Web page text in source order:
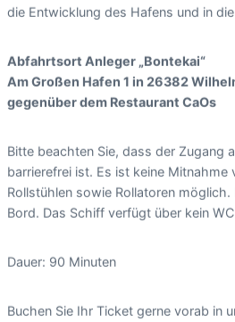
die Entwicklung des Hafens und in
Abfahrtsort Anleger „Bontekai“
Am Großen Hafen 1 in 26382
gegenüber dem Restaurant CaOs
Bitte beachten Sie, dass der Zugang
barrierefrei ist. Es ist keine Mitnahme
Rollstühlen sowie Rollatoren
Bord. Das Schiff verfügt über kein
Dauer: 90 Minuten
Buchen Sie Ihr Ticket gerne vorab in